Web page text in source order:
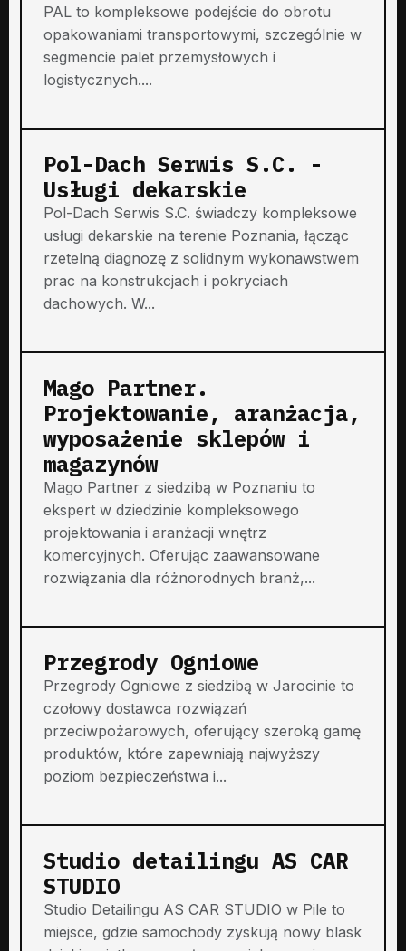
PAL to kompleksowe podejście do obrotu
opakowaniami transportowymi, szczególnie w
segmencie palet przemysłowych i
logistycznych....
Pol-Dach Serwis S.C. -
Usługi dekarskie
Pol-Dach Serwis S.C. świadczy kompleksowe
usługi dekarskie na terenie Poznania, łącząc
rzetelną diagnozę z solidnym wykonawstwem
prac na konstrukcjach i pokryciach
dachowych. W...
Mago Partner.
Projektowanie, aranżacja,
wyposażenie sklepów i
magazynów
Mago Partner z siedzibą w Poznaniu to
ekspert w dziedzinie kompleksowego
projektowania i aranżacji wnętrz
komercyjnych. Oferując zaawansowane
rozwiązania dla różnorodnych branż,...
Przegrody Ogniowe
Przegrody Ogniowe z siedzibą w Jarocinie to
czołowy dostawca rozwiązań
przeciwpożarowych, oferujący szeroką gamę
produktów, które zapewniają najwyższy
poziom bezpieczeństwa i...
Studio detailingu AS CAR
STUDIO
Studio Detailingu AS CAR STUDIO w Pile to
miejsce, gdzie samochody zyskują nowy blask